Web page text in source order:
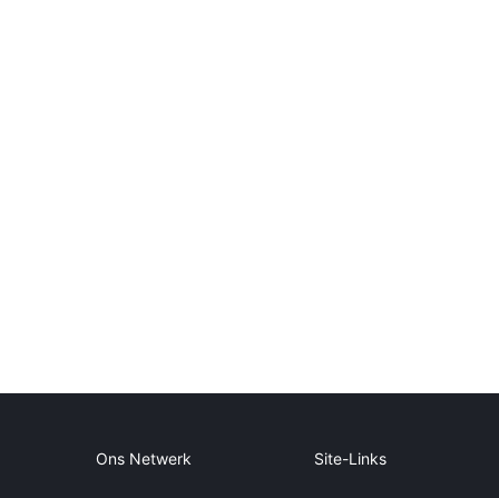
Ons Netwerk Site-Links